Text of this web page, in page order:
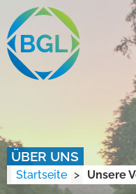
ÜBER UNS
Startseite > Unsere